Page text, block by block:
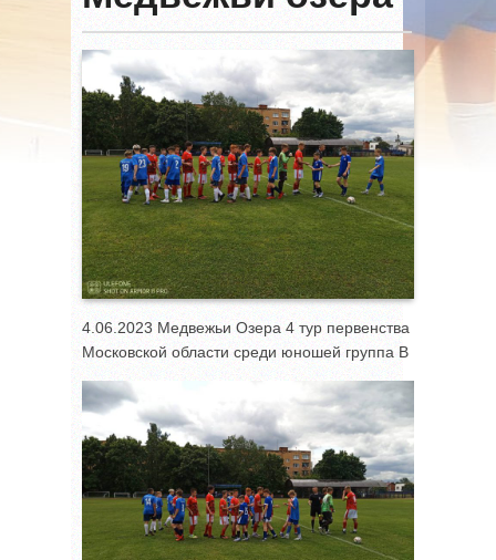
4.06.2023 Медвежьи Озера 4 тур первенства
Московской области среди юношей группа В